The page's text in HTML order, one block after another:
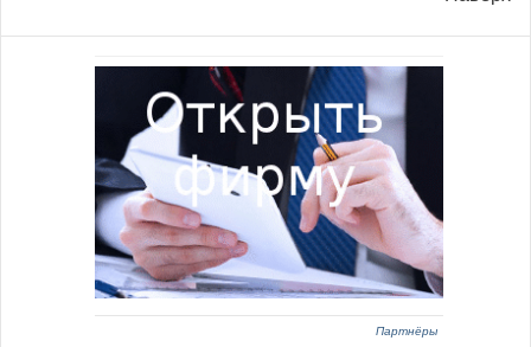
Партнёры